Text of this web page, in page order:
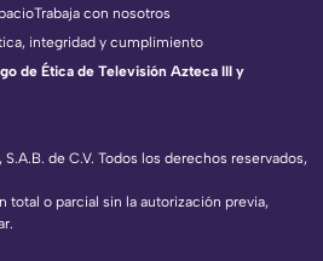
de C.V. Todos los derechos reservados,
total o parcial sin la autorización previa,
Trabaja con nosotros
integridad y cumplimiento
de Ética de Televisión Azteca III y